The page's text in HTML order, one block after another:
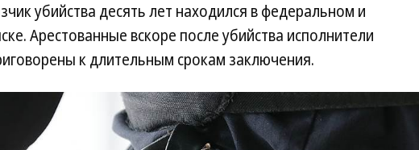
убийства десять лет находился в федеральном и
Арестованные вскоре после убийства исполнители
к длительным срокам заключения.